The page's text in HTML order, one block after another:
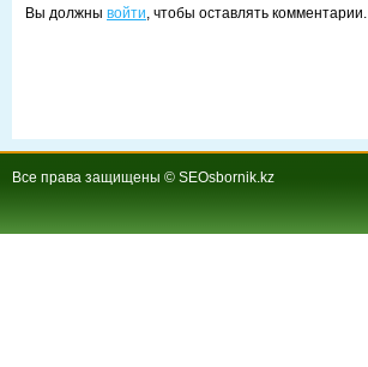
Вы должны войти, чтобы оставлять комментарии.
Все права защищены © SEOsbornik.kz